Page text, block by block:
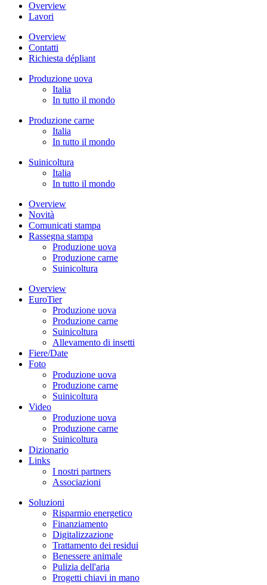
Overview
Lavori
Overview
Contatti
Richiesta dépliant
Produzione uova
Italia
In tutto il mondo
Produzione carne
Italia
In tutto il mondo
Suinicoltura
Italia
In tutto il mondo
Overview
Novità
Comunicati stampa
Rassegna stampa
Produzione uova
Produzione carne
Suinicoltura
Overview
EuroTier
Produzione uova
Produzione carne
Suinicoltura
Allevamento di insetti
Fiere/Date
Foto
Produzione uova
Produzione carne
Suinicoltura
Video
Produzione uova
Produzione carne
Suinicoltura
Dizionario
Links
I nostri partners
Associazioni
Soluzioni
Risparmio energetico
Finanziamento
Digitalizzazione
Trattamento dei residui
Benessere animale
Pulizia dell'aria
Progetti chiavi in mano